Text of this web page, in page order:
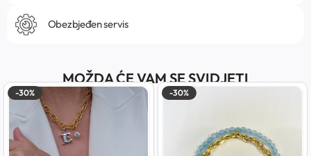
Obezbjeđen servis
MOŽDA ĆE VAM SE SVIDJETI
-30% -30%